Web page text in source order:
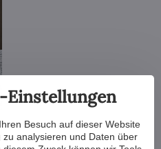
Besuch auf dieser Website
analysieren und Daten über